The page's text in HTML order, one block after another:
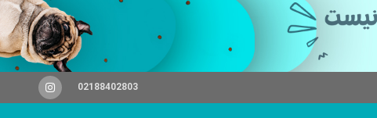
02188402803